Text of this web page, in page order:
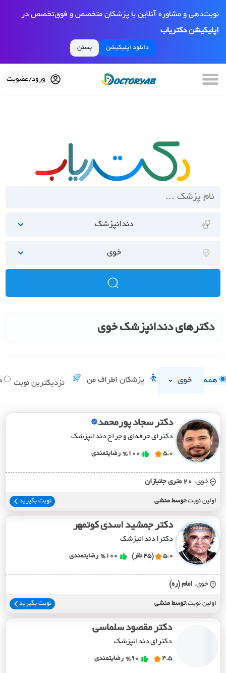
نوبت‌دهی و مشاوره آنلاین با پزشکان متخصص و فوق‌تخصص در
اپلیکیشن دکتریاب
دانلود اپلیکیشن بستن
ورود/عضویت
دندانپزشک
خوی
دکترهای دندانپزشک خوی
همه خوی پزشکان اطراف من نزدیکترین نوبت
دکتر سجاد پورمحمد
دکترای حرفه‌ای و جراح دندانپزشک
5.0
%100 رضایتمندی
خوی، 20 متري جانبازان
اولین نوبت:توسط منشی نوبت بگیرید
دکتر جمشید اسدی کوتمهر
دکترا دندانپزشک
5.0 (45 نظر) %100 رضایتمندی
خوی، امام (ره)
اولین نوبت:توسط منشی نوبت بگیرید
دکتر مقصود سلماسی
دکترای دندانپزشک
4.5
%90 رضایتمندی